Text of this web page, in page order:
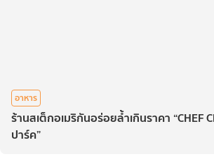
อาหาร
ร้านสเต็กอเมริกันอร่อยล้ำเกินราคา “CHEF
ปาร์ค”